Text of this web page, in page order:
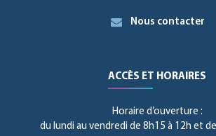
Nous contacter
ACCÈS ET HORAIRES
Horaire d’ouverture :
du lundi au vendredi de 8h15 à 12h et